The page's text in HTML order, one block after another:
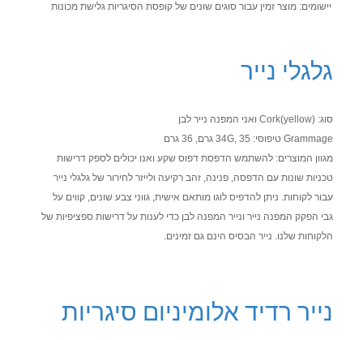
יישומים: מוצר זמין עבור סוגים שונים של קופסת הסיגריות גלישת מכונות
גלגלי נייר
סוג: Cork(yellow) ואני המפנה נייר לבן
Grammage טיפוסי: 34G, 35 גרם, 36 גרם
מגוון המוצרים: להשתמש הדפסת דפוס שקע ואנו יכולים לספק דרישות
טכניות שונות עם הדפסה, פנינה, זהב רקיעה ולייזר לחירור של גלגלי נייר
עבור לקוחות. ניתן להדפיס לוגו מותאם אישית, גווני צבע שונים, קווים על
גבי הפקק המפנה נייר ונייר המפנה לבן כדי לענות על דרישות ספציפיות של
הלקוחות שלנו. נייר הבסיס הינם גם זמינים.
נייר רדיד אלומיניום סיגריות